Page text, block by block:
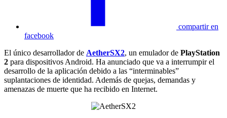
compartir en
facebook
El único desarrollador de AetherSX2, un emulador de PlayStation
2 para dispositivos Android. Ha anunciado que va a interrumpir el
desarrollo de la aplicación debido a las “interminables”
suplantaciones de identidad. Además de quejas, demandas y
amenazas de muerte que ha recibido en Internet.